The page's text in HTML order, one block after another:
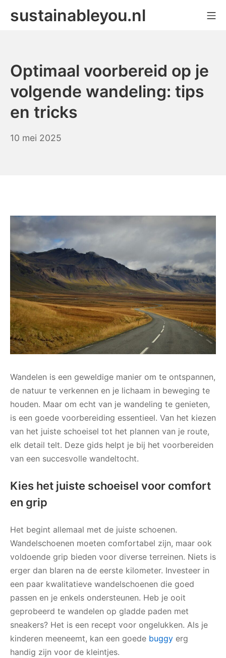
naarsustainableyou.nl
Optimaal voorbereid op je
volgende wandeling: tips
en tricks
10 mei 2025
Wandelen is een geweldige manier om te ontspannen,
de natuur te verkennen en je lichaam in beweging te
houden. Maar om echt van je wandeling te genieten,
is een goede voorbereiding essentieel. Van het kiezen
van het juiste schoeisel tot het plannen van je route,
elk detail telt. Deze gids helpt je bij het voorbereiden
van een succesvolle wandeltocht.
Kies het juiste schoeisel voor comfort
en grip
Het begint allemaal met de juiste schoenen.
Wandelschoenen moeten comfortabel zijn, maar ook
voldoende grip bieden voor diverse terreinen. Niets is
erger dan blaren na de eerste kilometer. Investeer in
een paar kwalitatieve wandelschoenen die goed
passen en je enkels ondersteunen. Heb je ooit
geprobeerd te wandelen op gladde paden met
sneakers? Het is een recept voor ongelukken. Als je
kinderen meeneemt, kan een goede buggy erg
handig zijn voor de kleintjes.